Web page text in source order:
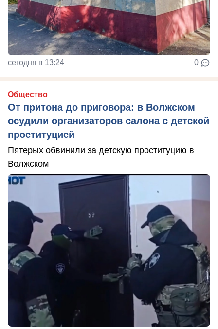
сегодня в 13:24 0
Общество
От притона до приговора: в Волжском
осудили организаторов салона с детской
проституцией
Пятерых обвинили за детскую проституцию в
Волжском